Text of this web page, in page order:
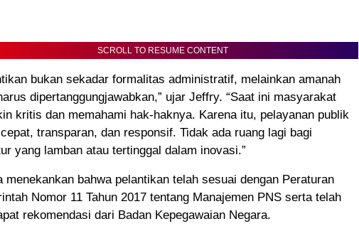
SCROLL TO RESUME CONTENT
bukan sekadar formalitas administratif, melainkan amanah
dipertanggungjawabkan,” ujar Jeffry. “Saat ini masyarakat
kritis dan memahami hak-haknya. Karena itu, pelayanan publik
transparan, dan responsif. Tidak ada ruang lagi bagi
yang lamban atau tertinggal dalam inovasi.”
menekankan bahwa pelantikan telah sesuai dengan Peraturan
Nomor 11 Tahun 2017 tentang Manajemen PNS serta telah
rekomendasi dari Badan Kepegawaian Negara.